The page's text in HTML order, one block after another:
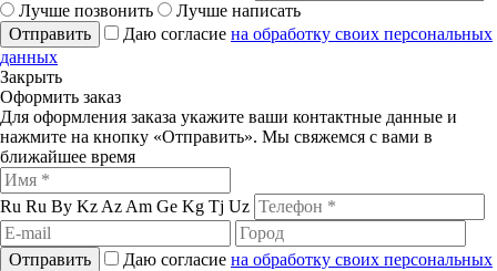
Лучше позвонить
Лучше написать
Отправить
Даю согласие на обработку своих персональных
данных
Закрыть
Оформить заказ
Для оформления заказа укажите ваши контактные данные и
нажмите на кнопку «Отправить». Мы свяжемся с вами в
ближайшее время
Ru Ru By KzAzAm Ge Kg Tj Uz
Отправить Даю согласие на обработку своих персональных